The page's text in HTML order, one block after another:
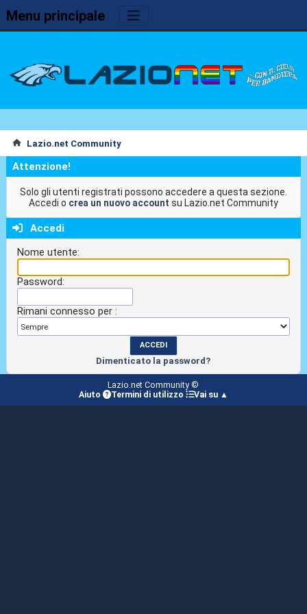
Menu principale
Lazio.net Community
Attenzione!
Solo gli utenti registrati possono accedere a questa sezione.
Accedi o crea un nuovo account su Lazio.net Community
Accedi
Nome utente:
Password:
Rimani connesso per :
Dimenticato la password?
Lazio.net Community ©
Aiuto
Termini di utilizzo Vai su ▲